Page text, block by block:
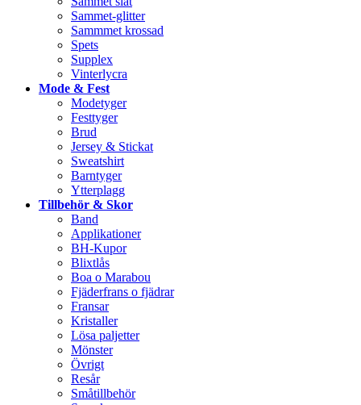
Sammet-glitter
Sammmet krossad
Spets
Supplex
Vinterlycra
Mode & Fest
Modetyger
Festtyger
Brud
Jersey & Stickat
Sweatshirt
Barntyger
Ytterplagg
Tillbehör & Skor
Band
Applikationer
BH-Kupor
Blixtlås
Boa o Marabou
Fjäderfrans o fjädrar
Fransar
Kristaller
Lösa paljetter
Mönster
Övrigt
Resår
Småtillbehör